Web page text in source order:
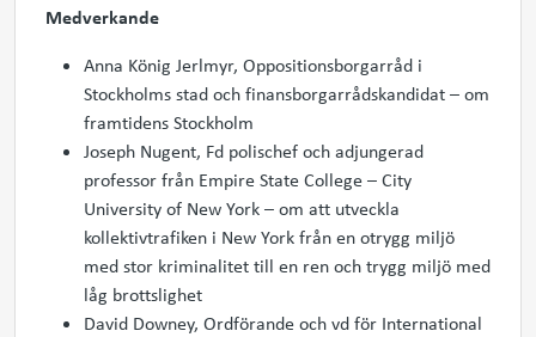
Medverkande
Anna König Jerlmyr, Oppositionsborgarråd i
Stockholms stad och finansborgarrådskandidat – om
framtidens Stockholm
Joseph Nugent, Fd polischef och adjungerad
professor från Empire State College – City
University of New York – om att utveckla
kollektivtrafiken i New York från en otrygg miljö
med stor kriminalitet till en ren och trygg miljö med
låg brottslighet
David Downey, Ordförande och vd för International